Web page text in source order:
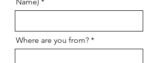
Where are you from?